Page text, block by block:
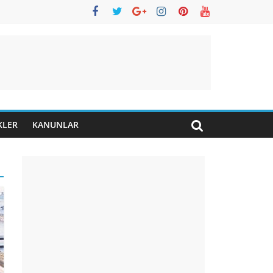
KANUNLAR